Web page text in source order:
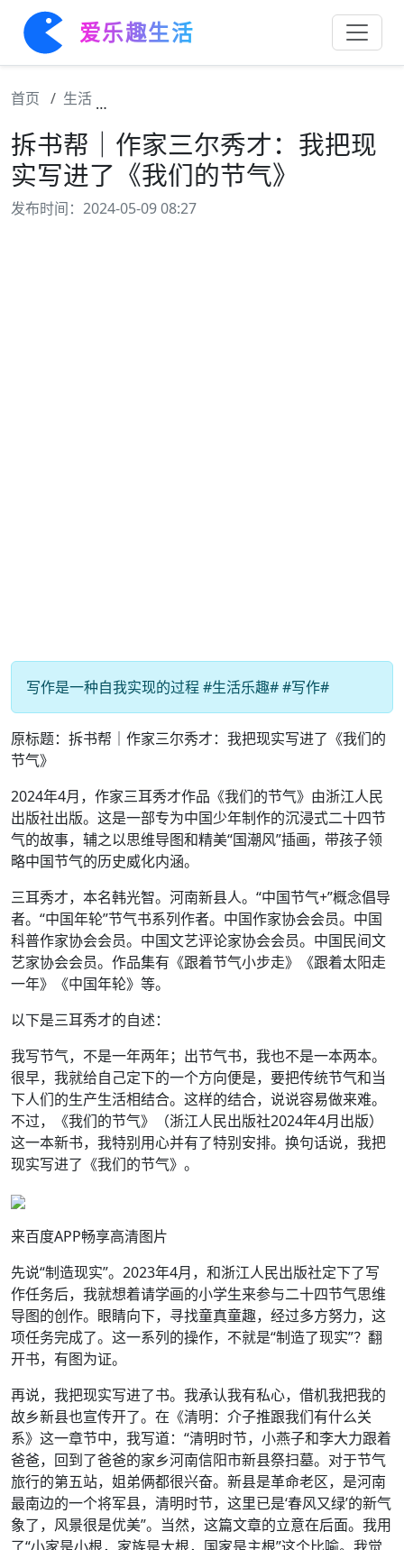
爱乐趣生活
首页 生活
拆书帮｜作家三尔秀才：我把现
实写进了《我们的节气》
发布时间：2024-05-09 08:27
写作是一种自我实现的过程 #生活乐趣# #写作#
原标题：拆书帮｜作家三尔秀才：我把现实写进了《我们的
节气》
2024年4月，作家三耳秀才作品《我们的节气》由浙江人民
出版社出版。这是一部专为中国少年制作的沉浸式二十四节
气的故事，辅之以思维导图和精美“国潮风”插画，带孩子领
略中国节气的历史威化内涵。
三耳秀才，本名韩光智。河南新县人。“中国节气+”概念倡导
者。“中国年轮”节气书系列作者。中国作家协会会员。中国
科普作家协会会员。中国文艺评论家协会会员。中国民间文
艺家协会会员。作品集有《跟着节气小步走》《跟着太阳走
一年》《中国年轮》等。
以下是三耳秀才的自述：
我写节气，不是一年两年；出节气书，我也不是一本两本。
很早，我就给自己定下的一个方向便是，要把传统节气和当
下人们的生产生活相结合。这样的结合，说说容易做来难。
不过，《我们的节气》（浙江人民出版社2024年4月出版）
这一本新书，我特别用心并有了特别安排。换句话说，我把
现实写进了《我们的节气》。
来百度APP畅享高清图片
先说“制造现实”。2023年4月，和浙江人民出版社定下了写
作任务后，我就想着请学画的小学生来参与二十四节气思维
导图的创作。眼睛向下，寻找童真童趣，经过多方努力，这
项任务完成了。这一系列的操作，不就是“制造了现实”？翻
开书，有图为证。
再说，我把现实写进了书。我承认我有私心，借机我把我的
故乡新县也宣传开了。在《清明：介子推跟我们有什么关
系》这一章节中，我写道：“清明时节，小燕子和李大力跟着
爸爸，回到了爸爸的家乡河南信阳市新县祭扫墓。对于节气
旅行的第五站，姐弟俩都很兴奋。新县是革命老区，是河南
最南边的一个将军县，清明时节，这里已是‘春风又绿’的新气
象了，风景很是优美”。当然，这篇文章的立意在后面。我用